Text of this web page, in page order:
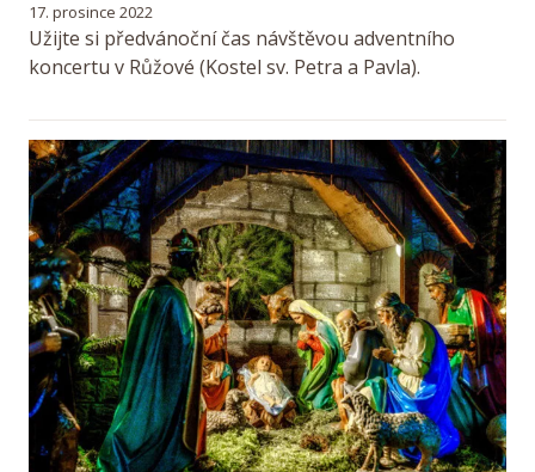
17. prosince 2022
Užijte si předvánoční čas návštěvou adventního
koncertu v Růžové (Kostel sv. Petra a Pavla).